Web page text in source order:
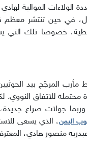
الولاءات الموالية
في حين تنتشر معظم
خصوصا تلك التي
المرجّح بيد
محتملة للاتفاق النووي.
وربما جولات صراع
اليمن، الذي يسعى
منصور هادي، المعترف